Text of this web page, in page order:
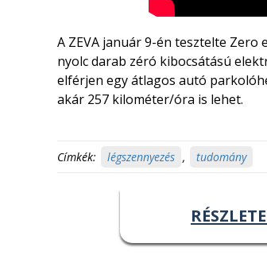
A ZEVA január 9-én tesztelte Zero
nyolc darab zéró kibocsátású
elférjen egy átlagos autó
akár 257 kilométer/óra is lehet.
Címkék: légszennyezés , tudomány